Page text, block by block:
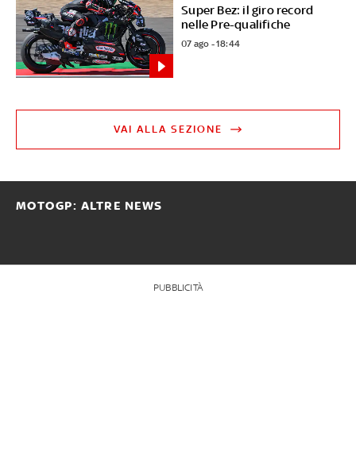
Super Bez: il giro record
nelle Pre-qualifiche
07 ago - 18:44
VAI ALLA SEZIONE
MOTOGP: ALTRE NEWS
PUBBLICITÀ